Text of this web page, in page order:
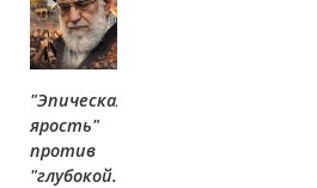
"Эпическая
ярость"
против
"глубокой...